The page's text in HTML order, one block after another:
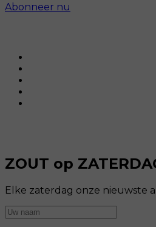
Abonneer nu
ZOUT op
Elke zaterdag onze nieuwste